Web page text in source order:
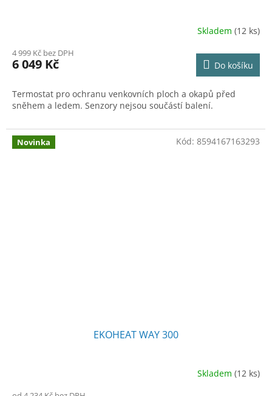
produktu
je
z
5
Skladem(12 ks)
4 999 Kč bez DPH
6 049 Kč Do košíku
Termostat pro ochranu venkovních ploch a okapů před
sněhem a ledem. Senzory nejsou součástí balení.
Novinka
EKOHEAT WAY 300
Skladem(12 ks)
Kód: 8594167163293